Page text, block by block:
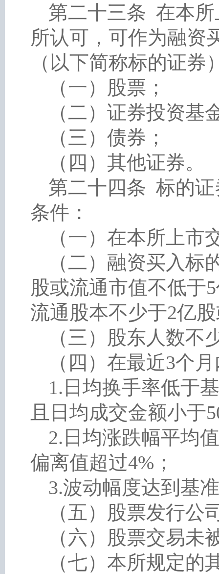
第二十三条 在本
所认可，可作为融资
（以下简称标的证券
（一）股票；
（二）证券投资基
（三）债券；
（四）其他证券。
第二十四条 标的
条件：
（一）在本所上市
（二）融资买入
股或流通市值不低于
流通股本不少于2亿
（三）股东人数不
（四）在最近3个
1.日均换手率低于
且日均成交金额小于
2.日均涨跌幅平均
偏离值超过4%；
3.波动幅度达到基
（五）股票发行
（六）股票交易未
（七）本所规定的